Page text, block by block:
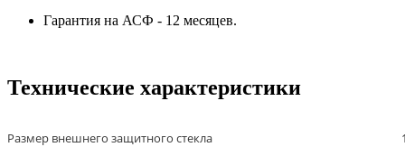
Гарантия на АСФ - 12 месяцев.
Технические характеристики
Размер внешнего защитного стекла